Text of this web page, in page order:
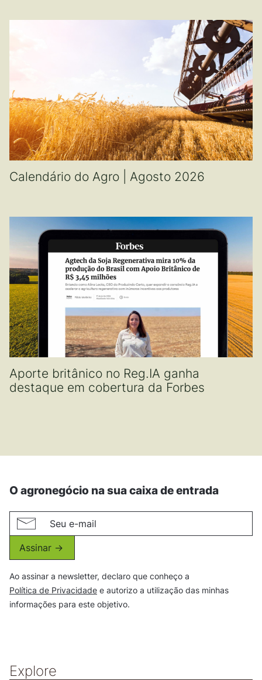
Calendário do Agro | Agosto 2026
Aporte britânico no Reg.IA ganha
destaque em cobertura da Forbes
Explore
O agronegócio na sua caixa de entrada
Assinar ->
Ao assinar a newsletter, declaro que conheço a
Política de Privacidade e autorizo a utilização das minhas
informações para este objetivo.